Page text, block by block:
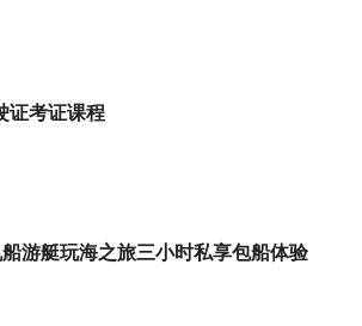
证考证课程
游艇玩海之旅三小时私享包船体验